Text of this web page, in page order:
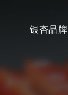
银杏品牌